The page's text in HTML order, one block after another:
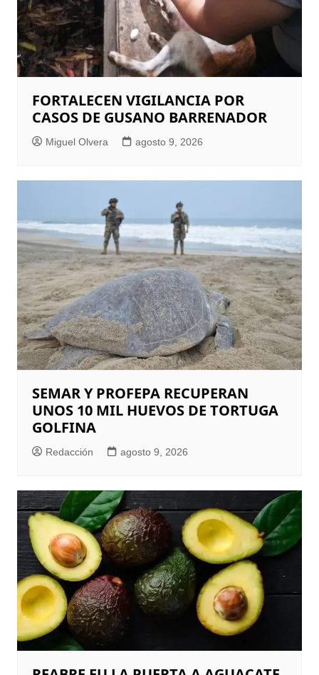
FORTALECEN VIGILANCIA POR
CASOS DE GUSANO BARRENADOR
Miguel Olvera agosto 9, 2026
SEMAR Y PROFEPA RECUPERAN
UNOS 10 MIL HUEVOS DE TORTUGA
GOLFINA
Redacción agosto 9, 2026